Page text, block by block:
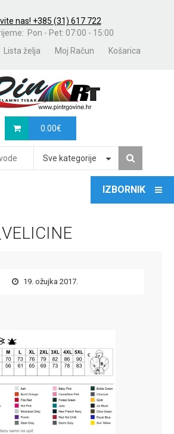
nas! +385 (31) 617 722
Pon - Pet: 07:00 - 15:00
Lista želja Moj Račun Košarica
0.00€
Sve kategorije
19. ožujka 2017.